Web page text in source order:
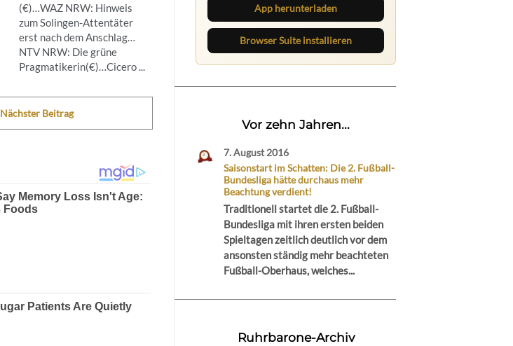
(€)…WAZ NRW: Hinweis
zum Solingen-Attentäter
erst nach dem Anschlag…
NTV NRW: Die grüne
Pragmatikerin(€)…Cicero ...
Nächster Beitrag
App herunterladen
Browser Suite installieren
Vor zehn Jahren...
7. August 2016
Saisonstart im Schatten: Die 2. Fußball-
Bundesliga hätte durchaus mehr
Beachtung verdient!
Traditionell startet die 2. Fußball-
Bundesliga mit ihren ersten beiden
Spieltagen zeitlich deutlich vor dem
ansonsten ständig mehr beachteten
Fußball-Oberhaus, welches...
Ruhrbarone-Archiv